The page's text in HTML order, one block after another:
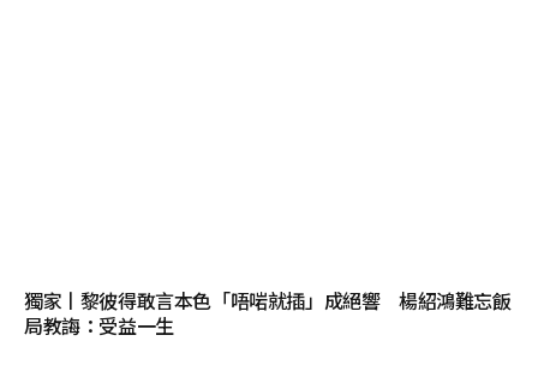
獨家丨黎彼得敢言本色「唔啱就插」成絕響 楊紹鴻難忘飯
局教誨：受益一生